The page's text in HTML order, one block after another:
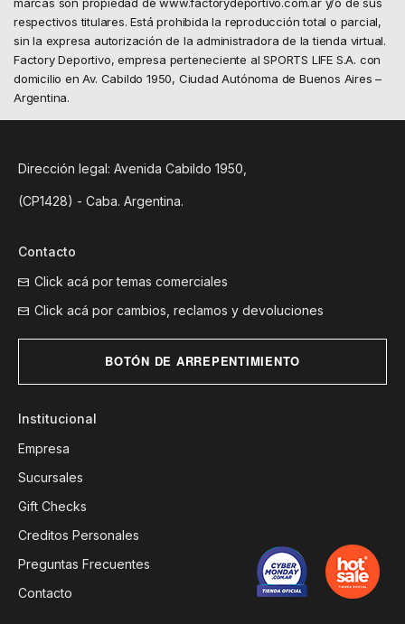
respectivos titulares. Está prohibida la reproducción total o parcial,
sin la expresa autorización de la administradora de la tienda virtual.
Factory Deportivo, empresa perteneciente al SPORTS LIFE S.A. con
domicilio en Av. Cabildo 1950, Ciudad Autónoma de Buenos Aires –
Argentina.
Dirección legal: Avenida Cabildo 1950,
(CP1428) - Caba. Argentina.
Institucional
Empresa
Sucursales
Gift Checks
Creditos Personales
Preguntas Frecuentes
Contacto
Contacto
Click acá por temas comerciales
Click acá por cambios, reclamos y devoluciones
BOTÓN DE ARREPENTIMIENTO